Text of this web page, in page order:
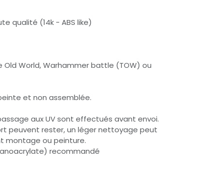
qualité (14k - ABS like)
World, Warhammer battle (TOW) ou
et non assemblée.
aux UV sont effectués avant envoi.
peuvent rester, un léger nettoyage peut
montage ou peinture.
recommandé